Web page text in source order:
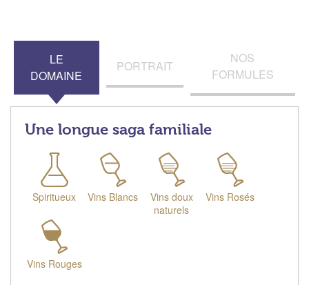
LE
DOMAINE
PORTRAIT
NOS
FORMULES
Une longue saga familiale
Spiritueux Vins Blancs
Vins doux
naturels
Vins Rosés
Vins Rouges